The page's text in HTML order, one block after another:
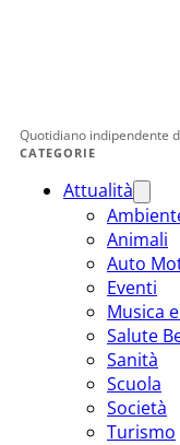
Quotidiano indipendente
CATEGORIE
Attualità
Animali
Auto
Eventi
Musica
Salute
Sanità
Scuola
Società
Turismo